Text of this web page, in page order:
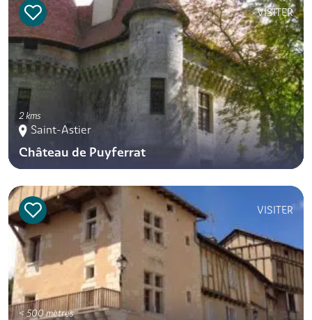
VISITER
2 kms
Saint-Astier
Château de Puyferrat
VISITER
< 500 mètres